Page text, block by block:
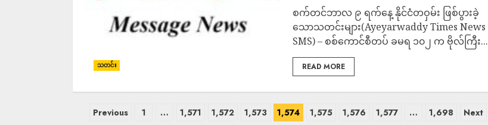
သတင်း
စက်တင်ဘာလ ၉ ရက်နေ့ နိုင်ငံတဝှမ်း ဖြစ်ပွားခဲ့
သောသတင်းများ(Ayeyarwaddy Times News
SMS) – စစ်ကောင်စီတပ် ခမရ ၁၀၂ က ဗိုလ်ကြီး...
READ MORE
Previous 1 … 1,571 1,572 1,573 1,574 1,575 1,576 1,577 … 1,698 Next